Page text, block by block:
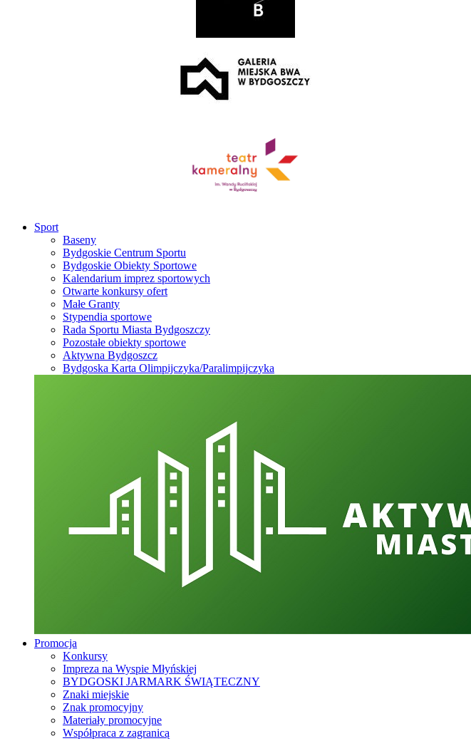
Sport
Baseny
Bydgoskie Centrum Sportu
Bydgoskie Obiekty Sportowe
Kalendarium imprez sportowych
Otwarte konkursy ofert
Małe Granty
Stypendia sportowe
Rada Sportu Miasta Bydgoszczy
Pozostałe obiekty sportowe
Aktywna Bydgoszcz
Bydgoska Karta Olimpijczyka/Paralimpijczyka
Promocja
Konkursy
Impreza na Wyspie Młyńskiej
BYDGOSKI JARMARK ŚWIĄTECZNY
Znaki miejskie
Znak promocyjny
Materiały promocyjne
Współpraca z zagranicą